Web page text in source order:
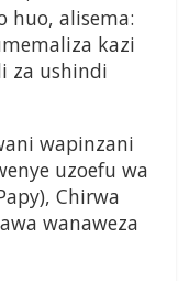
huo, alisema:
kazi
za ushindi
wapinzani
uzoefu wa
Chirwa
wanaweza